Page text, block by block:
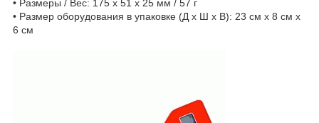
• Размеры / Вес: 175 x 51 x 25 мм / 57 г
• Размер оборудования в упаковке (Д х Ш х В): 23 см х 8 см х
6 см